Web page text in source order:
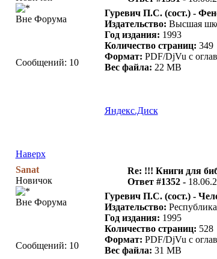
Вне Форума
Сообщений: 10
Гуревич П.С. (сост.) -
Издательство: Высшая
Год издания: 1993
Количество страниц: 349
Формат: PDF/DjVu с
Вес файла: 22 MB
Яндекс.Диск
Наверх
Sanat
Новичок
Вне Форума
Сообщений: 10
Re: !!! Книги для
Ответ #1352 -
Гуревич П.С. (сост.) -
Издательство: Республика
Год издания: 1995
Количество страниц: 528
Формат: PDF/DjVu с
Вес файла: 31 MB